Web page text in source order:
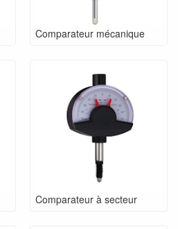
Comparateur mécanique
Comparateur à secteur